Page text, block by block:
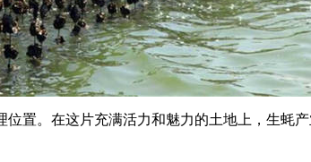
置。在这片充满活力和魅力的土地上，生蚝